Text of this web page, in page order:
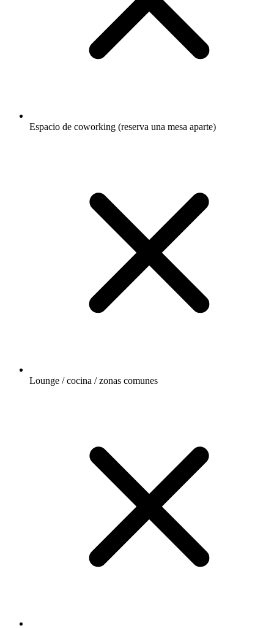
Espacio de coworking (reserva una mesa aparte)
Lounge / cocina / zonas comunes